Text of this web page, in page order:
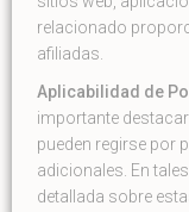
relacionado
afiliadas.
Aplicabilidad de
importante
pueden regirse por
adicionales. En
detallada sobre